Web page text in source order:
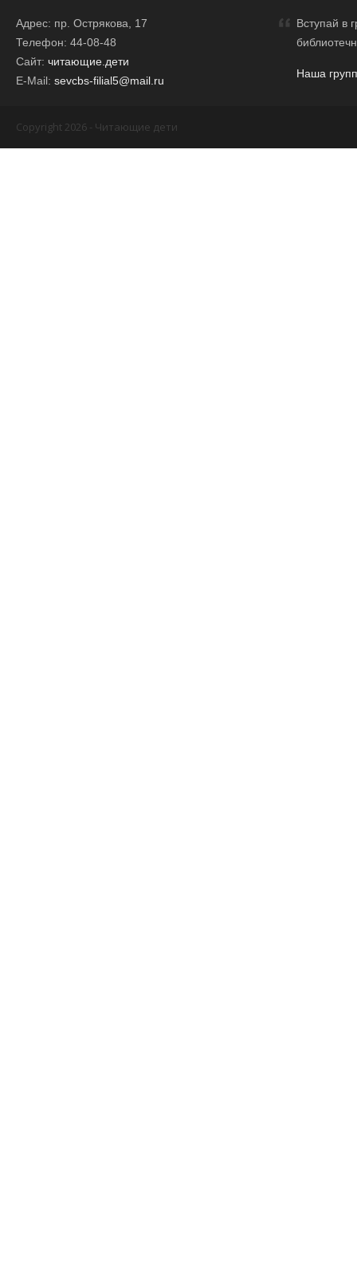
Адрес: пр. Острякова, 17
Телефон: 44-08-48
Сайт: читающие.дети
E-Mail: sevcbs-filial5@mail.ru
Вступай в
Наша
Copyright 2026 - Читающие дети